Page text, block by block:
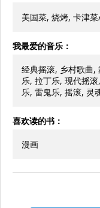
美国菜, 烧烤, 卡津
我最爱的音乐：
经典摇滚, 乡村歌曲,
乐, 拉丁乐, 现代摇
乐, 雷鬼乐, 摇滚, 灵
喜欢读的书：
漫画